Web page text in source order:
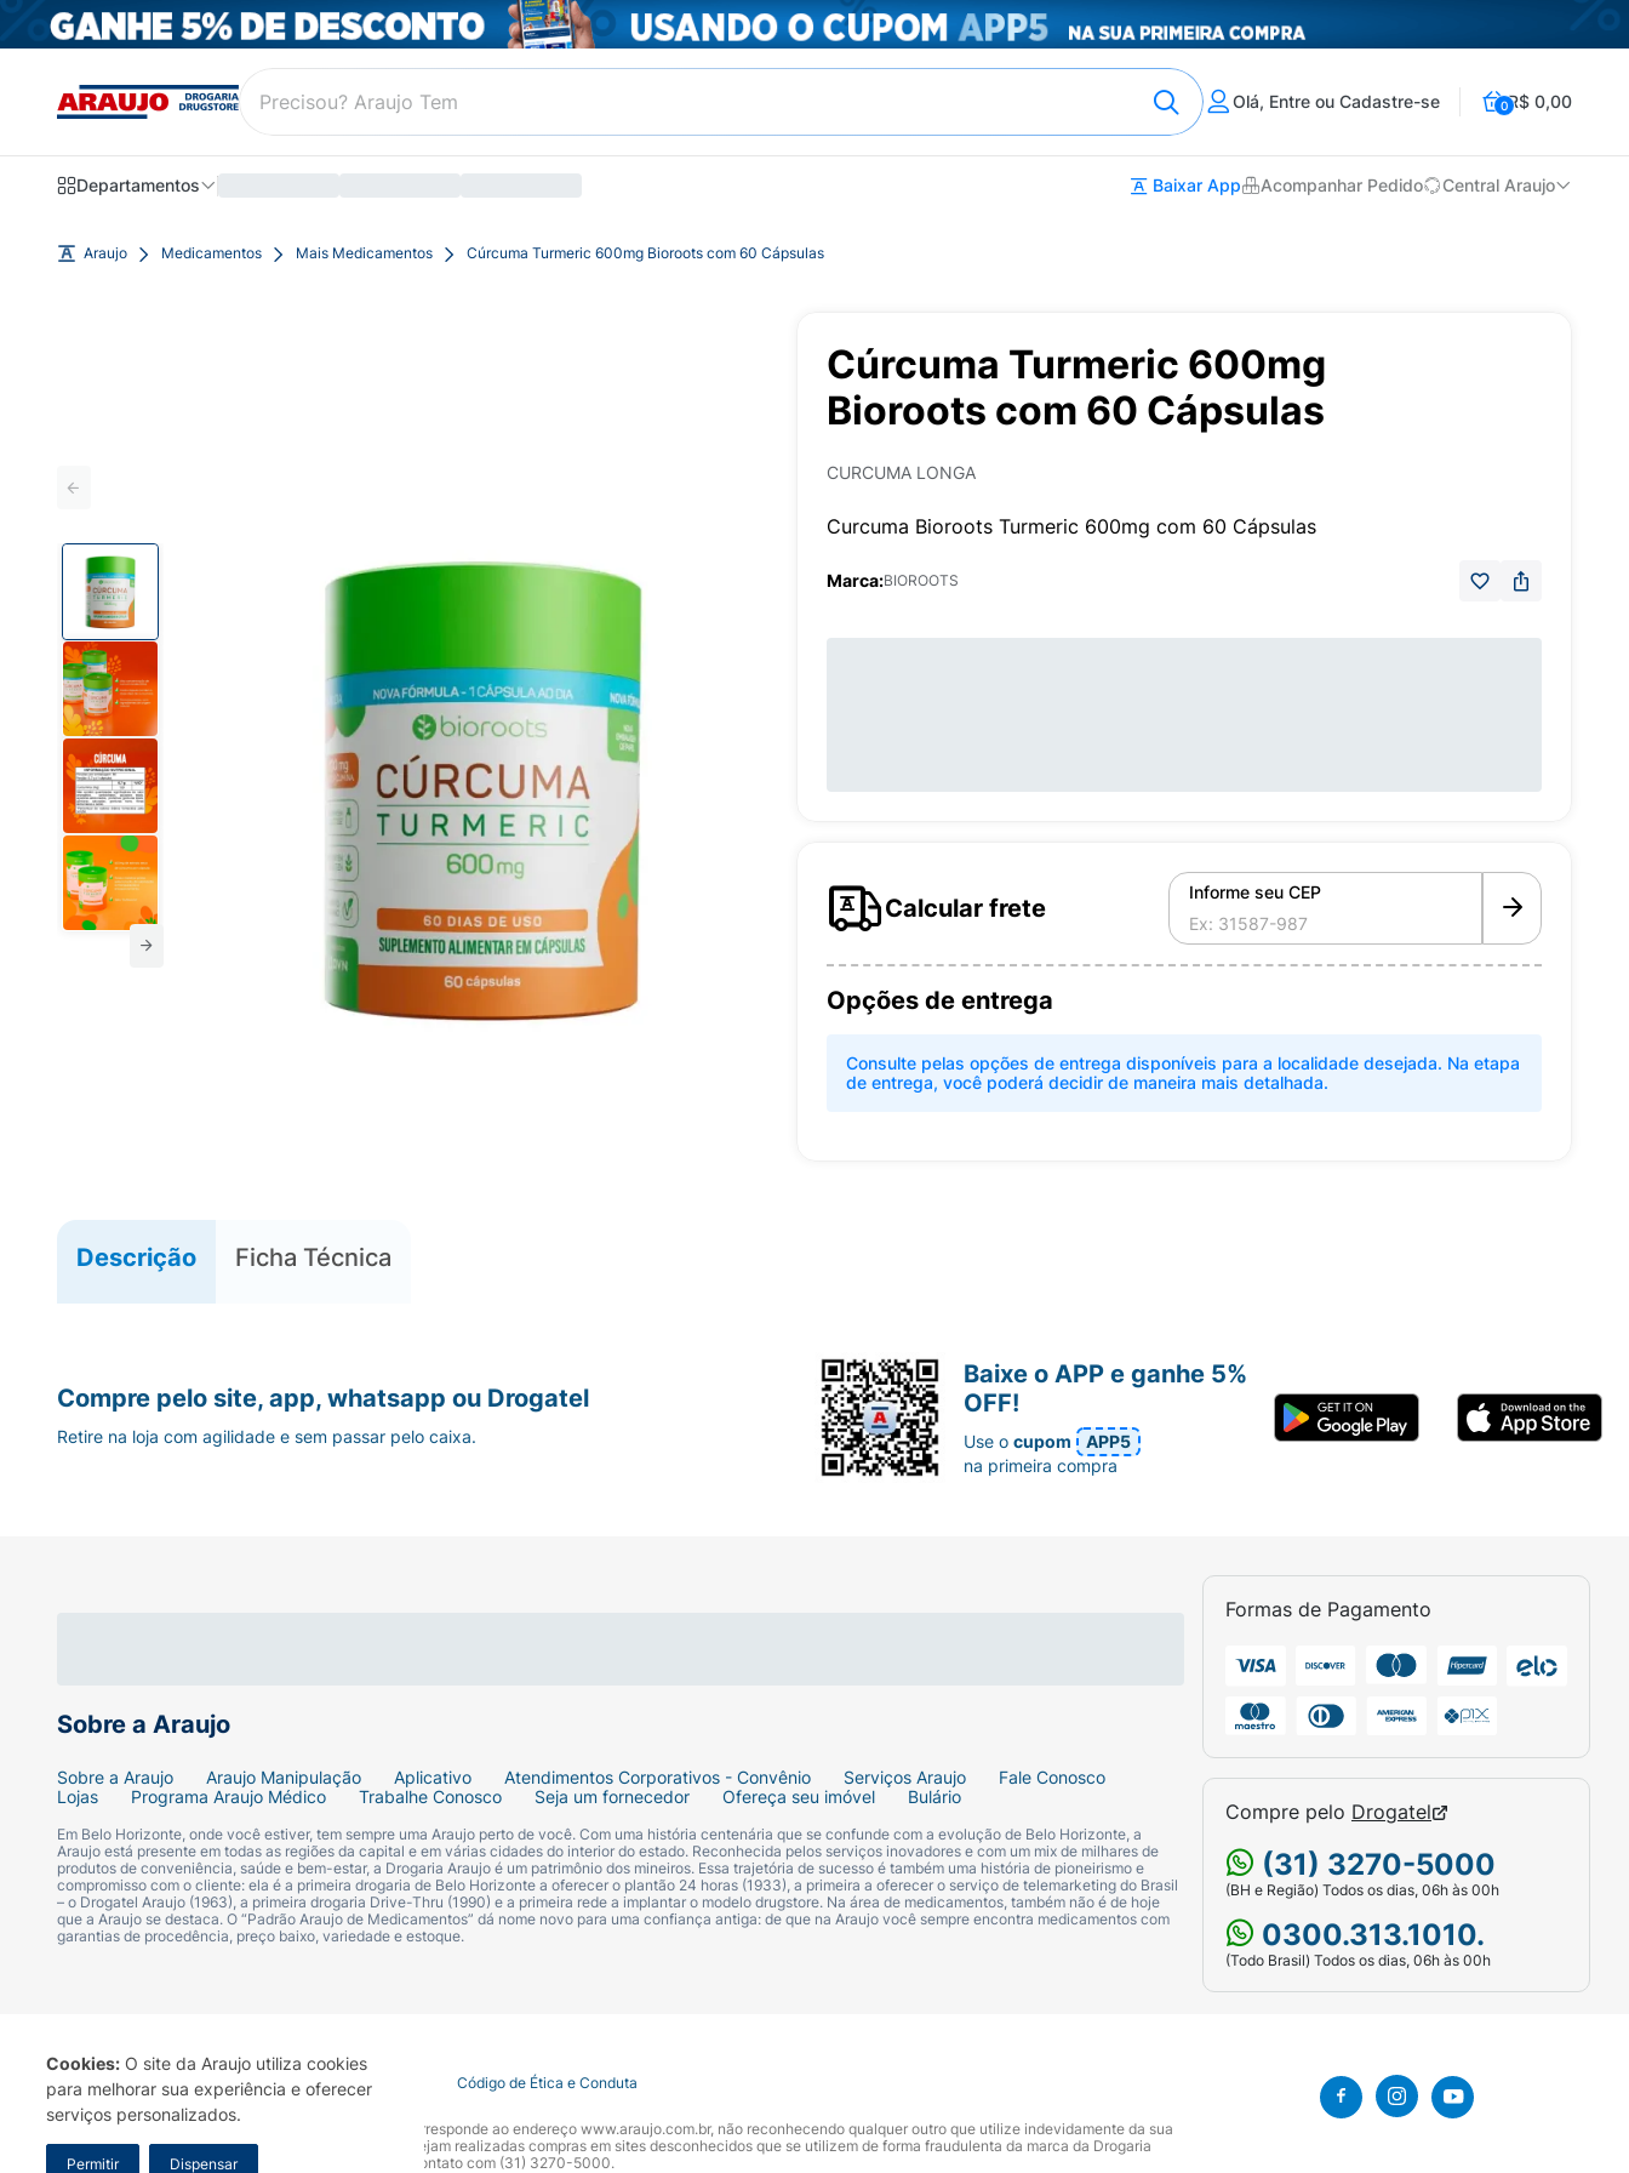
Cookies: O site da Araujo utiliza cookies
para melhorar sua experiência e oferecer
serviços personalizados.
Permitir Dispensar
Olá, Entre ou Cadastre-se 0R$ 0,00
Departamentos Baixar App Acompanhar Pedido Central Araujo
Araujo Medicamentos Mais Medicamentos Cúrcuma Turmeric 600mg Bioroots com 60 Cápsulas
Cúrcuma Turmeric 600mg
Bioroots com 60 Cápsulas
CURCUMA LONGA
Curcuma Bioroots Turmeric 600mg com 60 Cápsulas
Marca:BIOROOTS
Calcular frete
Informe seu CEP
Opções de entrega
Consulte pelas opções de entrega disponíveis para a localidade desejada. Na etapa
de entrega, você poderá decidir de maneira mais detalhada.
Descrição Ficha Técnica
Sobre a Araujo
Sobre a Araujo Araujo Manipulação Aplicativo Atendimentos Corporativos - Convênio Serviços Araujo
Fale Conosco
Lojas
Programa Araujo Médico Trabalhe Conosco Seja um fornecedor Ofereça seu imóvel Bulário
Em Belo Horizonte, onde você estiver, tem sempre uma Araujo perto de você. Com uma história centenária que se confunde com a evolução de Belo Horizonte, a
Araujo está presente em todas as regiões da capital e em várias cidades do interior do estado. Reconhecida pelos serviços inovadores e com um mix de milhares de
produtos de conveniência, saúde e bem-estar, a Drogaria Araujo é um patrimônio dos mineiros. Essa trajetória de sucesso é também uma história de pioneirismo e
compromisso com o cliente: ela é a primeira drogaria de Belo Horizonte a oferecer o plantão 24 horas (1933), a primeira a oferecer o serviço de telemarketing do Brasil
– o Drogatel Araujo (1963), a primeira drogaria Drive-Thru (1990) e a primeira rede a implantar o modelo drugstore. Na área de medicamentos, também não é de hoje
que a Araujo se destaca. O “Padrão Araujo de Medicamentos” dá nome novo para uma confiança antiga: de que na Araujo você sempre encontra medicamentos com
garantias de procedência, preço baixo, variedade e estoque.
Formas de Pagamento
Compre pelo Drogatel
(31) 3270-5000
(BH e Região) Todos os dias, 06h às 00h
0300.313.1010.
(Todo Brasil) Todos os dias, 06h às 00h
Compre pelo site, app, whatsapp ou Drogatel
Retire na loja com agilidade e sem passar pelo caixa.
Baixe o APP e ganhe 5%
OFF!
Use ocupom
APP5
na primeira compra
Termo de Uso Portal da Privacidade Covid-19 Código de Ética e Conduta
A Drogaria Araujo S/A informa que o seu site oficial corresponde ao endereço www.araujo.com.br, não reconhecendo qualquer outro que utilize indevidamente da sua
marca. Para sua segurança recomendamos que não sejam realizadas compras em sites desconhecidos que se utilizem de forma fraudulenta da marca da Drogaria
Araujo S.A. Em caso de dúvidas, gentileza entrar em contato com (31) 3270-5000.